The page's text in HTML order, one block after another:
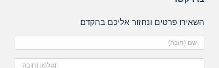
השאירו פרטים ונחזור אליכם בהקדם